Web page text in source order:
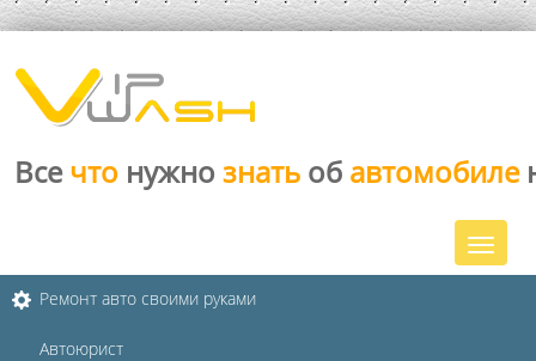
Все что нужно знать об автомобиле
Ремонт авто своими руками
Автоюрист